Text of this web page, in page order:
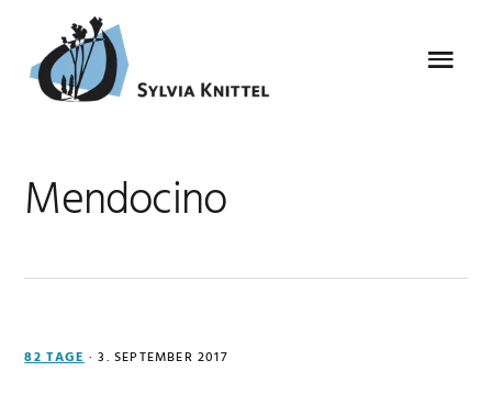
Hauptnavigation
springen
Inhalt
springen
Seitenspalte
springen
Fußzeile
springen
Menu
Mendocino
82 TAGE· 3. SEPTEMBER 2017